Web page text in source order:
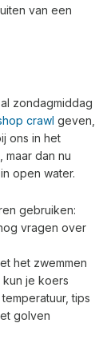
van een
zondagmiddag
crawl geven,
ons in het
dan nu
open water.
gebruiken:
vragen over
het zwemmen
je koers
tips
golven